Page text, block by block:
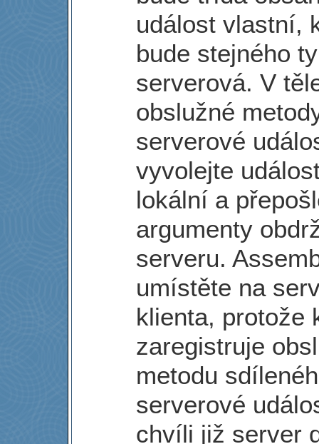
událost vlastní,
bude stejného
serverová. V
obslužné
serverové
vyvolejte
lokální a
argumenty
serveru.
umístěte na
klienta, protože
zaregistruje
metodu
serverové
chvíli již server